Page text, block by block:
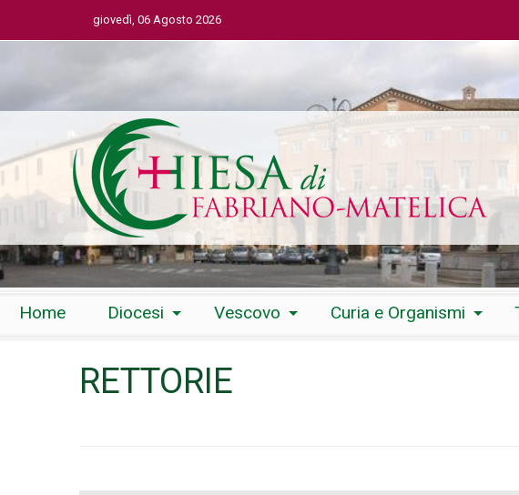
giovedì, 06 Agosto 2026
Home Diocesi Vescovo Curia e Organismi